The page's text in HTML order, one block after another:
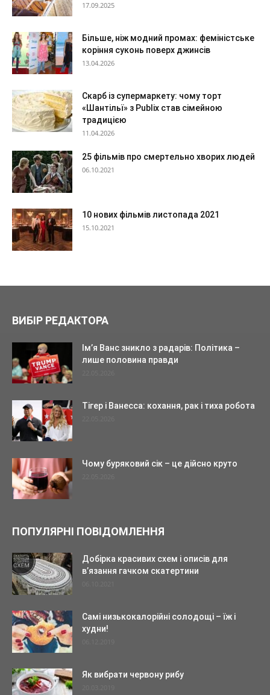
17.09.2025
Більше, ніж модний промах: феміністське
коріння суконь поверх джинсів
13.04.2026
Скарб із супермаркету: чому торт
«Шантільї» з Publix став сімейною
традицією
11.04.2026
25 фільмів про смертельно хворих людей
06.10.2021
10 нових фільмів листопада 2021
15.10.2021
ВИБІР РЕДАКТОРА
Ім’я Ванс зникло з радарів: Політика –
лише половина правди
Тігер і Ванесса: кохання, рак і тиха робота
Чому буряковий сік – це дійсно круто
ПОПУЛЯРНІ ПОВІДОМЛЕННЯ
Добірка красивих схем і описів для
в’язання гачком скатертини
Самі низькокалорійні солодощі – їж і
худни!
Як вибрати червону рибу